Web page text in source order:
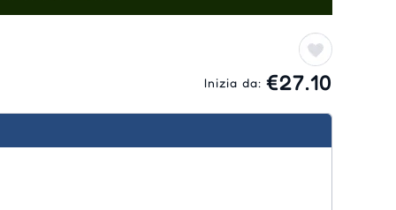
Inizia da: €27.10